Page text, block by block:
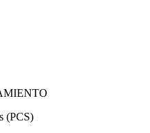
(PCS)